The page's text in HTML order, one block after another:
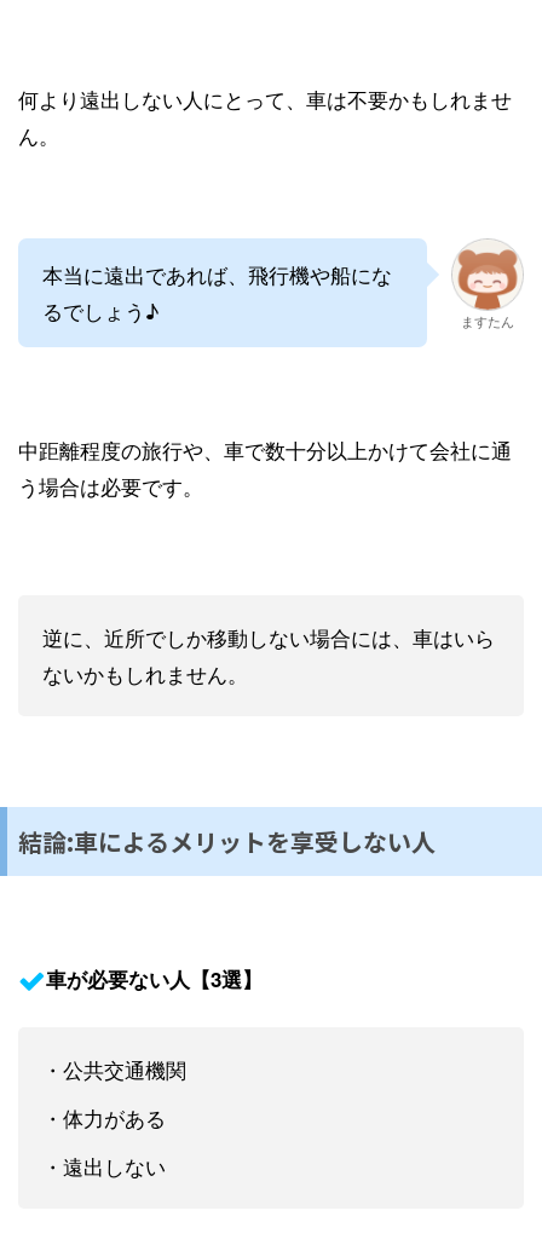
何より遠出しない人にとって、車は不要かもしれませ
ん。
本当に遠出であれば、飛行機や船にな
るでしょう♪
ますたん
中距離程度の旅行や、車で数十分以上かけて会社に通
う場合は必要です。
逆に、近所でしか移動しない場合には、車はいら
ないかもしれません。
結論:車によるメリットを享受しない人
車が必要ない人【3選】
・公共交通機関
・体力がある
・遠出しない